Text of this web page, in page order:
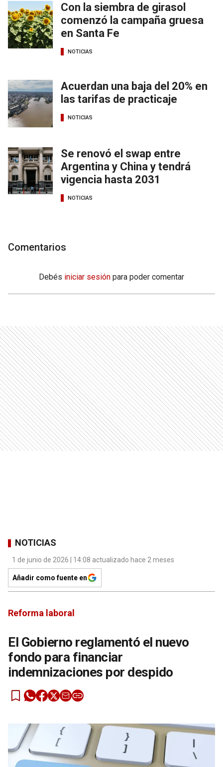
Con la siembra de girasol
comenzó la campaña gruesa
en Santa Fe
NOTICIAS
Acuerdan una baja del 20% en
las tarifas de practicaje
NOTICIAS
Se renovó el swap entre
Argentina y China y tendrá
vigencia hasta 2031
NOTICIAS
Comentarios
Debés iniciar sesión para poder comentar
NOTICIAS
1 de junio de 2026 | 14:08 actualizado hace 2 meses
Añadir como fuente en
Reforma laboral
El Gobierno reglamentó el nuevo
fondo para financiar
indemnizaciones por despido